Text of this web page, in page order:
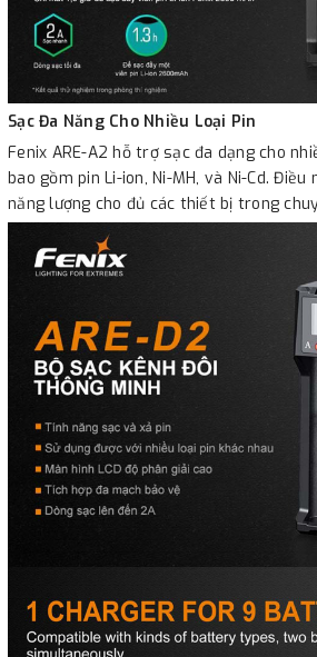
Sạc Đa Năng Cho Nhiều Loại Pin
Fenix ARE-A2 hỗ trợ sạc đa dạng cho
bao gồm pin Li-ion, Ni-MH, và Ni-Cd.
năng lượng cho đủ các thiết bị trong